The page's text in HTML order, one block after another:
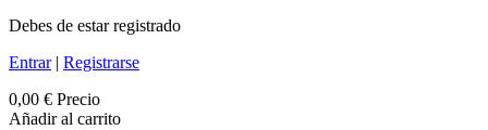
Debes de estar registrado
Entrar| Registrarse
0,00 € Precio
Añadir al carrito